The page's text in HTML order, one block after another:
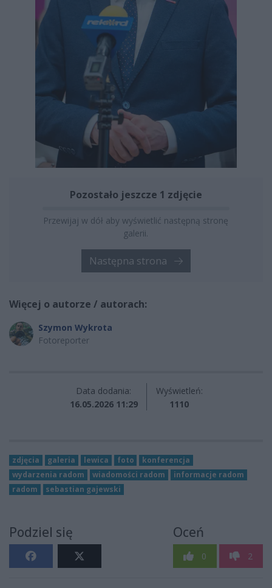
Pozostało jeszcze 1 zdjęcie
Przewijaj w dół aby wyświetlić następną stronę
galerii.
Następna strona
Więcej o autorze / autorach:
Szymon Wykrota
Fotoreporter
Data dodania:
16.05.2026 11:29
Wyświetleń:
1110
zdjęcia galeria lewica foto
konferencja
wydarzenia radom
wiadomości radom
informacje radom
radom
sebastian gajewski
Podziel się Oceń
0 2